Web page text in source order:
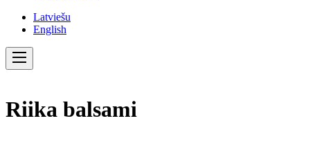
Latviešu
English
Riika balsami